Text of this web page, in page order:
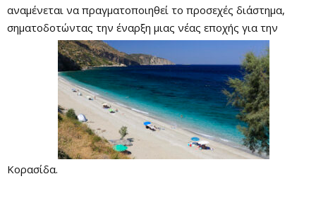
αναμένεται να πραγματοποιηθεί το προσεχές διάστημα,
σηματοδοτώντας την έναρξη μιας νέας εποχής για την
Κορασίδα.